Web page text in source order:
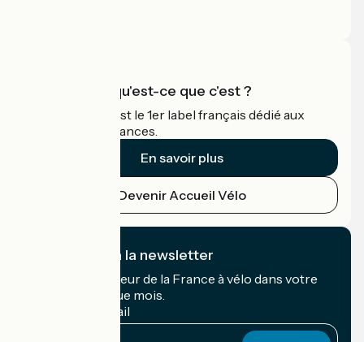
Accueil Vélo qu'est-ce que c'est ?
Accueil Vélo c'est le 1er label français dédié aux
cyclistes en vacances.
En savoir plus
Devenir Accueil Vélo
Je m'abonne à la newsletter
Recevez le meilleur de la France à vélo dans votre
boîte mail chaque mois.
Mon adresse mail